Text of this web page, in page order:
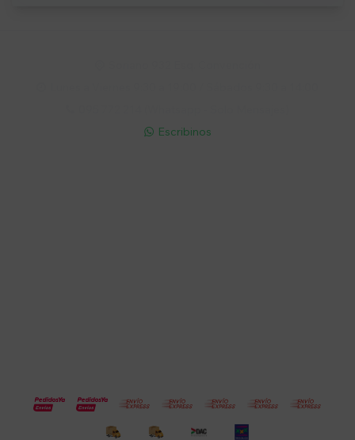
 Escribinos